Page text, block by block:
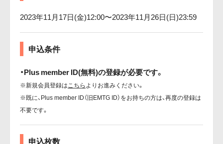
2023年11月17日(金)12:00〜2023年11月26日(日)23:59
申込条件
・Plus member ID(無料)の登録が必要です。
※新規会員登録はこちらよりお進みください。
※既に、Plus member ID（旧EMTG ID）をお持ちの方は、再度の登録は
不要です。
申込枚数